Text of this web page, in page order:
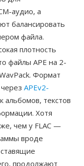
аудио, а
балансировать
файла.
плотность
файлы APE на 2-
Формат
APEv2-
альбомов, текстов
Хотя
чем у FLAC —
вроде
продолжают